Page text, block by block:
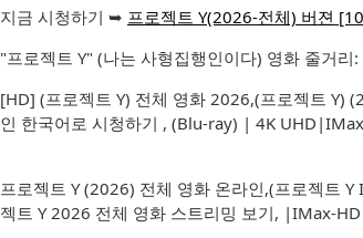
지금 시청하기 ➥ 프로젝트 Y(2026-전체) 버젼
"프로젝트 Y" (나는 사형집행인이다) 영화 줄거리:
[HD] (프로젝트 Y) 전체 영화 2026,(프로젝트 Y)
인 한국어로 시청하기 , (Blu-ray) | 4K
프로젝트 Y (2026) 전체 영화 온라인,(프로젝트
젝트 Y 2026 전체 영화 스트리밍 보기, |IMax-